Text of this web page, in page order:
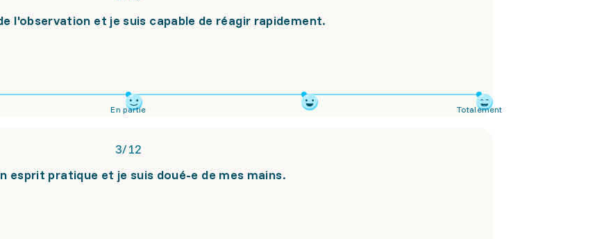
l'observation et je suis capable de réagir rapidement.
En partie Totalement
3/12
esprit pratique et je suis doué-e de mes mains.